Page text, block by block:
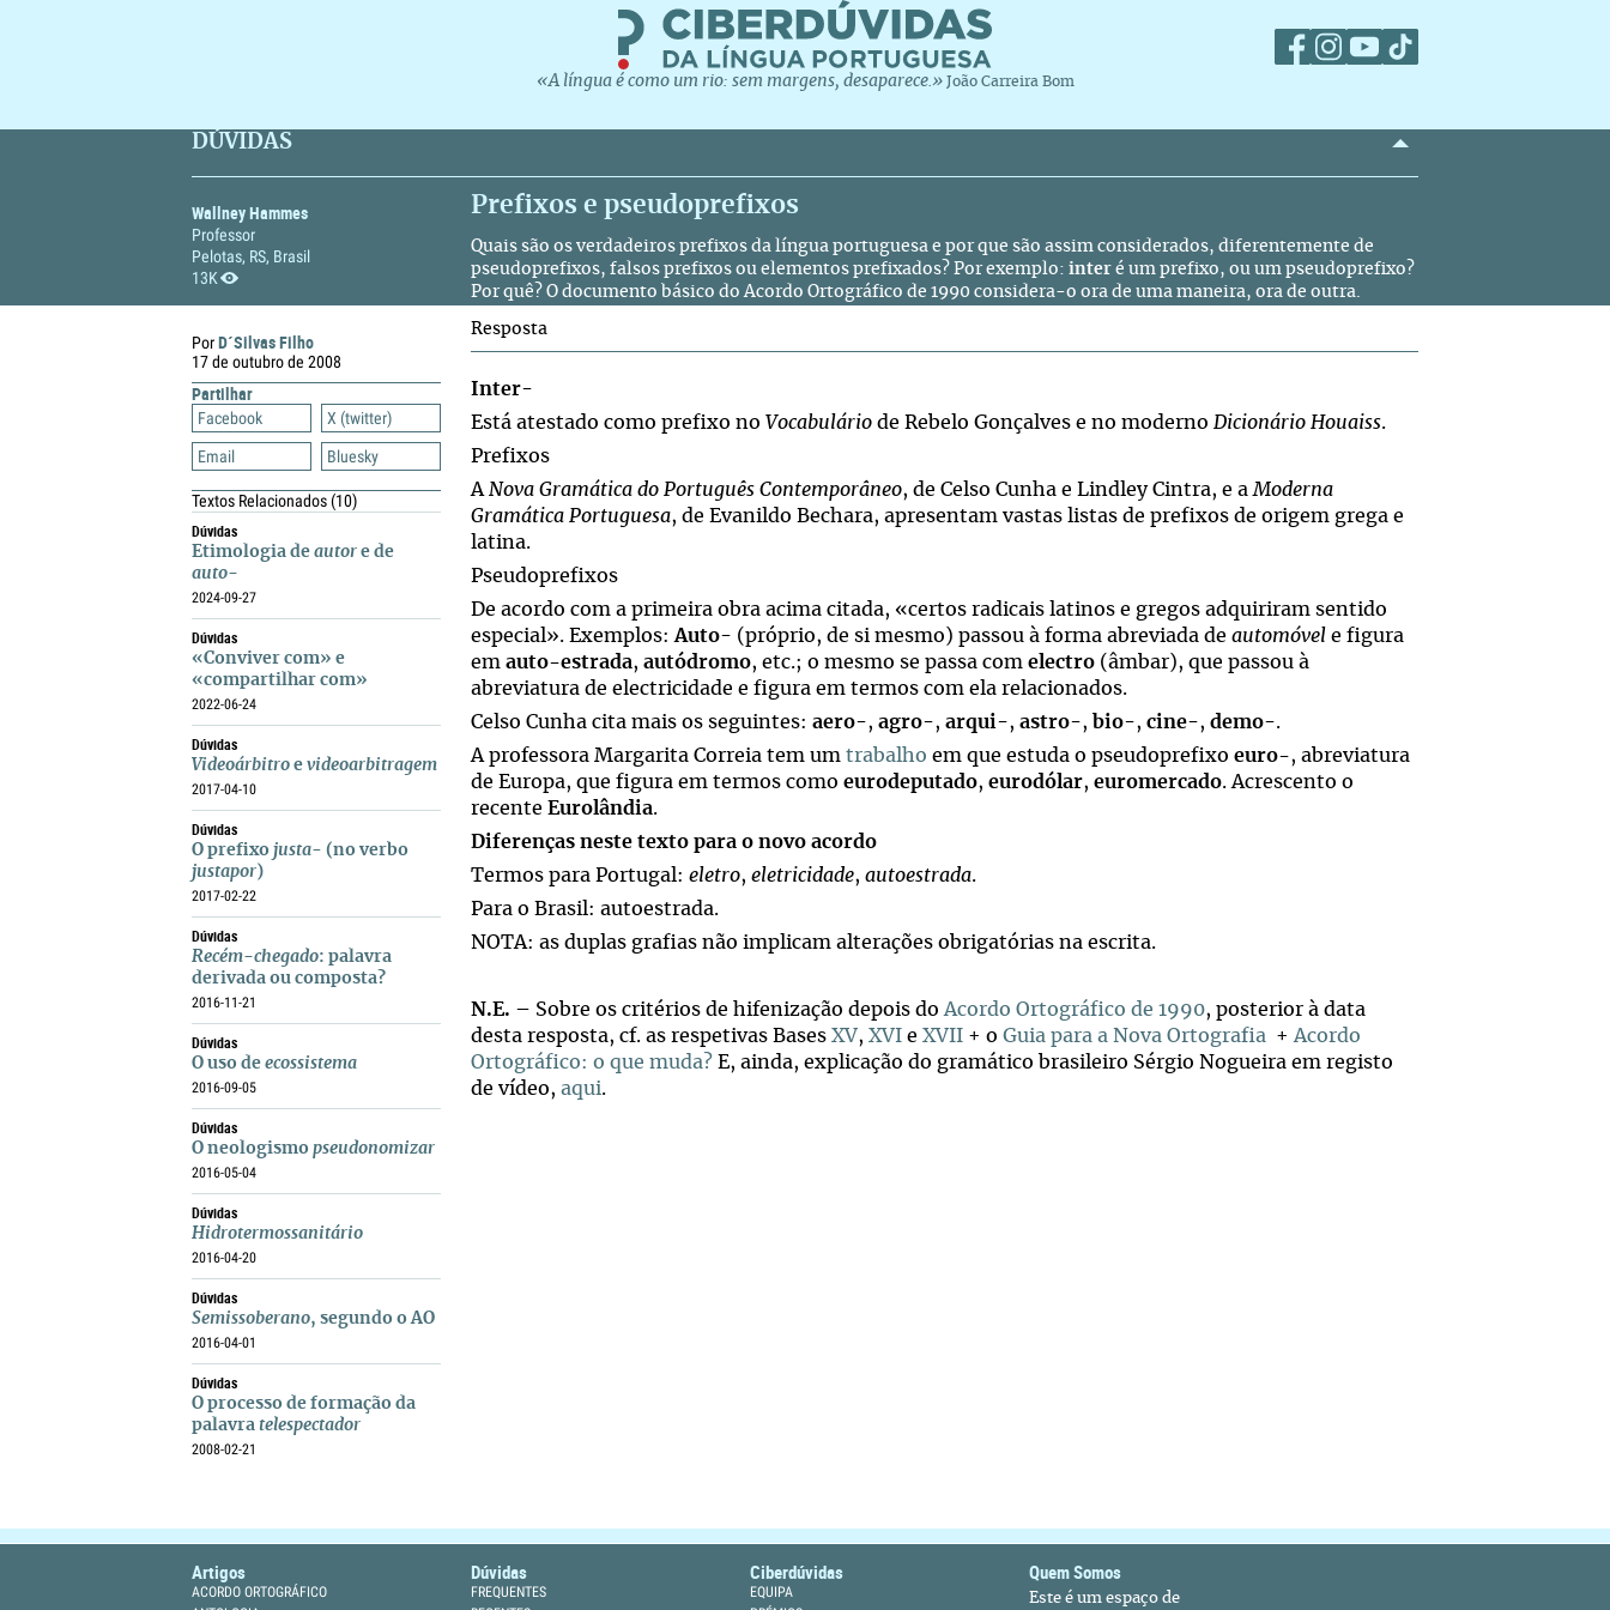
«A língua é como um rio: sem margens, desaparece.» João Carreira Bom
DÚVIDAS
Wallney Hammes
Professor
Pelotas, RS, Brasil
13K
Prefixos e pseudoprefixos
Quais são os verdadeiros prefixos da língua portuguesa e por que são assim considerados, diferentemente de
pseudoprefixos, falsos prefixos ou elementos prefixados? Por exemplo: inter é um prefixo, ou um pseudoprefixo?
Por quê? O documento básico do Acordo Ortográfico de 1990 considera-o ora de uma maneira, ora de outra.
PorD´Silvas Filho
17 de outubro de 2008
Partilhar
Facebook
X (twitter)
Email
Bluesky
Textos Relacionados(10)
Dúvidas
Etimologia de autor e de
auto-
2024-09-27
Dúvidas
«Conviver com» e
«compartilhar com»
2022-06-24
Dúvidas
Videoárbitro e videoarbitragem
2017-04-10
Dúvidas
O prefixo justa- (no verbo
justapor)
2017-02-22
Dúvidas
Recém-chegado: palavra
derivada ou composta?
2016-11-21
Dúvidas
O uso de ecossistema
2016-09-05
Dúvidas
O neologismo pseudonomizar
2016-05-04
Dúvidas
Hidrotermossanitário
2016-04-20
Dúvidas
Semissoberano, segundo o AO
2016-04-01
Dúvidas
O processo de formação da
palavra telespectador
2008-02-21
Resposta
Inter-
Está atestado como prefixo no Vocabulário de Rebelo Gonçalves e no moderno Dicionário Houaiss.
Prefixos
A Nova Gramática do Português Contemporâneo, de Celso Cunha e Lindley Cintra, e a Moderna
Gramática Portuguesa, de Evanildo Bechara, apresentam vastas listas de prefixos de origem grega e
latina.
Pseudoprefixos
De acordo com a primeira obra acima citada, «certos radicais latinos e gregos adquiriram sentido
especial». Exemplos: Auto- (próprio, de si mesmo) passou à forma abreviada de automóvel e figura
em auto-estrada, autódromo, etc.; o mesmo se passa com electro (âmbar), que passou à
abreviatura de electricidade e figura em termos com ela relacionados.
Celso Cunha cita mais os seguintes: aero-, agro-, arqui-, astro-, bio-, cine-, demo-.
A professora Margarita Correia tem um trabalho em que estuda o pseudoprefixo euro-, abreviatura
de Europa, que figura em termos como eurodeputado, eurodólar, euromercado. Acrescento o
recente Eurolândia.
Diferenças neste texto para o novo acordo
Termos para Portugal: eletro, eletricidade, autoestrada.
Para o Brasil: autoestrada.
NOTA: as duplas grafias não implicam alterações obrigatórias na escrita.
N.E. – Sobre os critérios de hifenização depois do Acordo Ortográfico de 1990, posterior à data
desta resposta, cf. as respetivas Bases XV, XVI e XVII + o Guia para a Nova Ortografia + Acordo
Ortográfico: o que muda? E, ainda, explicação do gramático brasileiro Sérgio Nogueira em registo
de vídeo, aqui.
Artigos
ACORDO ORTOGRÁFICO
Dúvidas
FREQUENTES
Ciberdúvidas
EQUIPA
Quem Somos
Este é um espaço de